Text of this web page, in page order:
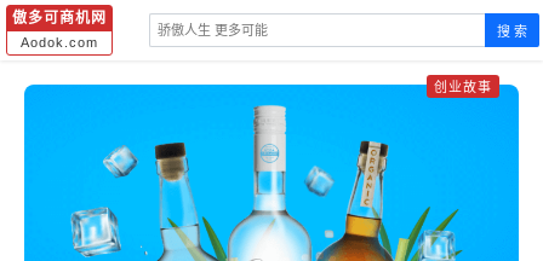
傲多可商机网
Aodok.com
搜 索
创业故事